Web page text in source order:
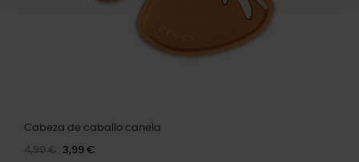
Cabeza de caballo canela
4,99 € 3,99 €